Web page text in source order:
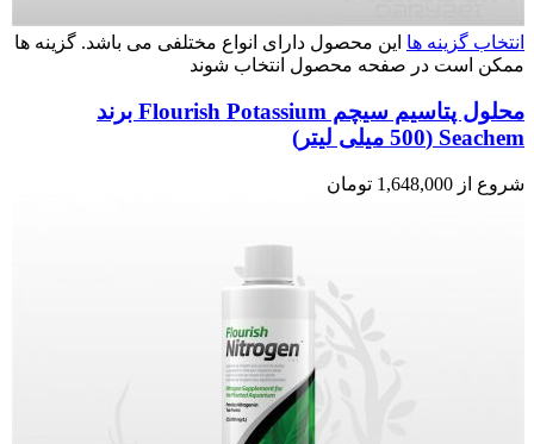
انتخاب گزینه ها این محصول دارای انواع مختلفی می باشد. گزینه ها
ممکن است در صفحه محصول انتخاب شوند
محلول پتاسیم سیچم Flourish Potassium برند
Seachem (500 میلی لیتر)
شروع از 1,648,000 تومان